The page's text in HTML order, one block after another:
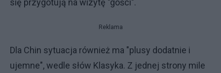
Reklama
Dla Chin sytuacja również ma "plusy dodatnie i
ujemne", wedle słów Klasyka. Z jednej strony mile